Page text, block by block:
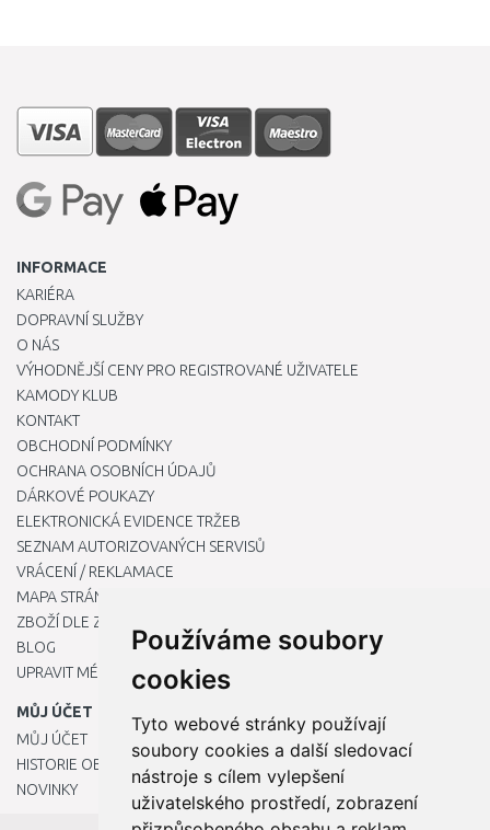
Používáme soubory
cookies
Tyto webové stránky používají
soubory cookies a další sledovací
nástroje s cílem vylepšení
uživatelského prostředí, zobrazení
INFORMACE
KARIÉRA
DOPRAVNÍ SLUŽBY
O NÁS
VÝHODNĚJŠÍ CENY PRO REGISTROVANÉ UŽIVATELE
KAMODY KLUB
KONTAKT
OBCHODNÍ PODMÍNKY
OCHRANA OSOBNÍCH ÚDAJŮ
DÁRKOVÉ POUKAZY
ELEKTRONICKÁ EVIDENCE TRŽEB
SEZNAM AUTORIZOVANÝCH SERVISŮ
VRÁCENÍ / REKLAMACE
MAPA STRÁNKY
ZBOŽÍ DLE ZNAČEK
BLOG
UPRAVIT MÉ PŘEDVOLBY COOKIES
MŮJ ÚČET
MŮJ ÚČET
HISTORIE OBJEDNÁVEK
NOVINKY